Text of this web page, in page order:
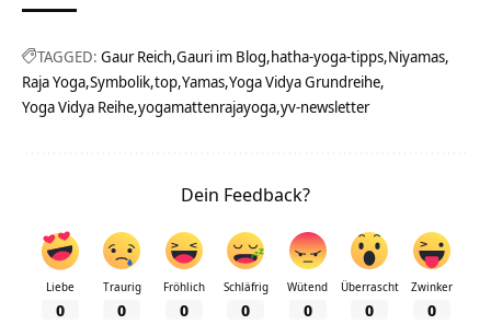
TAGGED: Gaur Reich Gauri im Blog hatha-yoga-tipps Niyamas
Raja Yoga Symbolik top Yamas Yoga Vidya Grundreihe
Yoga Vidya Reihe yogamattenrajayoga yv-newsletter
Dein Feedback?
Liebe
0
Traurig
0
Fröhlich
0
Schläfrig
0
Wütend
0
Überrascht
0
Zwinker
0